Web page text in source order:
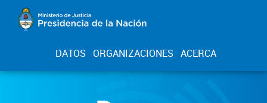
DATOS ORGANIZACIONES ACERCA